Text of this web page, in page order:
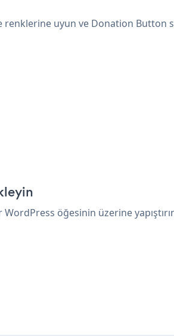
uyun ve Donation Button
öğesinin üzerine